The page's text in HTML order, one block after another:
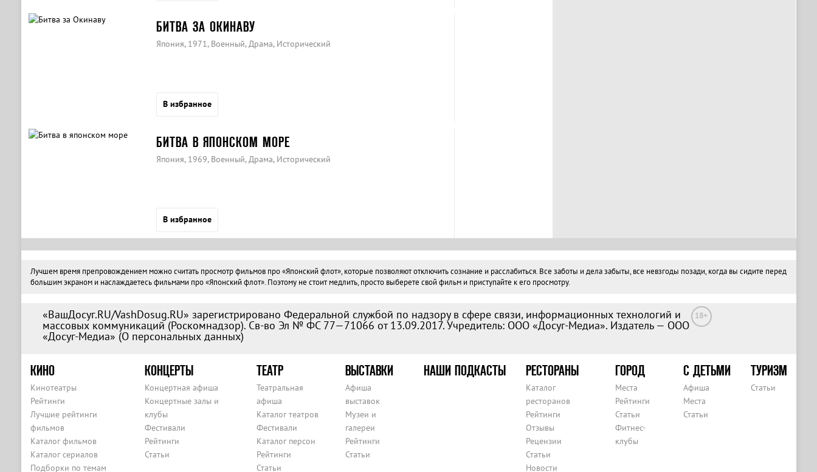
БИТВА ЗА ОКИНАВУ
Япония, 1971, Военный, Драма, Исторический
В избранное
БИТВА В ЯПОНСКОМ МОРЕ
Япония, 1969, Военный, Драма, Исторический
В избранное
Лучшем время препровождением можно считать просмотр фильмов про «Японский флот», которые позволяют отключить сознание и расслабиться. Все заботы и дела забыты, все невзгоды позади, когда вы сидите перед
большим экраном и наслаждаетесь фильмами про «Японский флот». Поэтому не стоит медлить, просто выберете свой фильм и приступайте к его просмотру.
«ВашДосуг.RU/VashDosug.RU» зарегистрировано Федеральной службой по надзору в сфере связи, информационных технологий и
массовых коммуникаций (Роскомнадзор). Св-во Эл № ФС 77—71066 от 13.09.2017. Учредитель: ООО «Досуг-Медиа». Издатель — ООО
«Досуг-Медиа» (О персональных данных)
18+
КИНО
Кинотеатры
Рейтинги
Лучшие рейтинги
фильмов
Каталог фильмов
Каталог сериалов
Подборки по темам
КОНЦЕРТЫ
Концертная афиша
Концертные залы и
клубы
Фестивали
Рейтинги
Статьи
ТЕАТР
Театральная
афиша
Каталог театров
Фестивали
Каталог персон
Рейтинги
Статьи
ВЫСТАВКИ
Афиша
выставок
Музеи и
галереи
Рейтинги
Статьи
НАШИ ПОДКАСТЫ РЕСТОРАНЫ
Каталог
ресторанов
Рейтинги
Отзывы
Рецензии
Статьи
Новости
ГОРОД
Места
Рейтинги
Статьи
Фитнес-
клубы
С ДЕТЬМИ
Афиша
Места
Статьи
ТУРИЗМ
Статьи